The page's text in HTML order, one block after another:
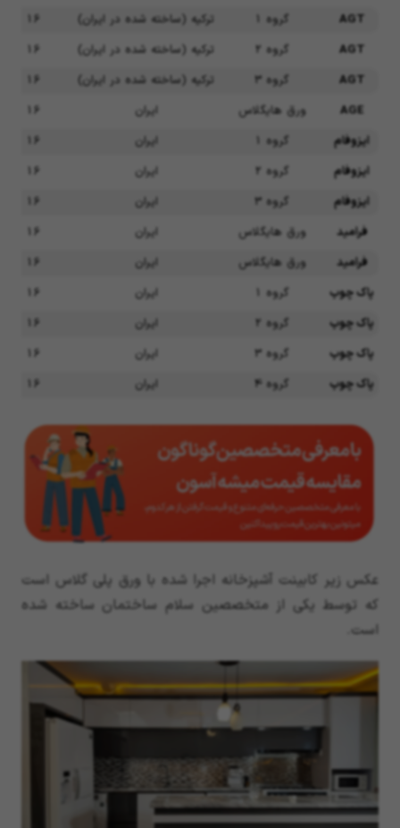
AGT
گروه 1 ترکیه (ساخته شده در ایران)
16
AGT
گروه 2 ترکیه (ساخته شده در ایران)
16
AGT
گروه 3 ترکیه (ساخته شده در ایران)
16
AGE
ورق هایگلاس ایران
16
ایزوفام
گروه 1 ایران
16
ایزوفام
گروه 2 ایران
16
ایزوفام
گروه 3 ایران
16
فرامید
ورق هایگلاس ایران
16
فرامید
ورق هایگلاس ایران
16
پاک چوب
گروه 1 ایران
16
پاک چوب
گروه 2 ایران
16
پاک چوب
گروه 3 ایران
16
پاک چوب
گروه 4 ایران 16
عکس زیر کابینت آشپزخانه اجرا شده با ورق پلی گلاس است
که توسط یکی از متخصصین سلام ساختمان ساخته شده
است.